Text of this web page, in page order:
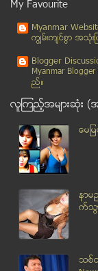
Android သုံး
Raspberry
အိမ္ေထာင္တစ္ခု
ကားသုံးစီးကုိ ဆံ
Linkin Park ရဲ
သန္းေခါင္စာ
မႏၲေလးၿမိဳ႕
လက္နက္အျပည့္
ႏိုင္ငံေတာ္သမၼ
My Favourite
Myanmar
ကၽြမ္းက်င္စြာ အသုံ
Blogger
Myanmar
ည္။
လူၾကည့္အမ်ားဆုံး
ေမျ
နာမ
က္သ
သစ္ထူ